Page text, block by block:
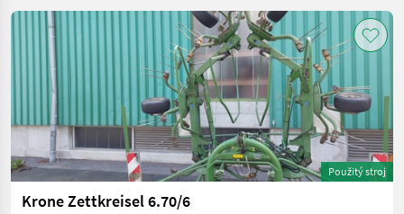
Použitý stroj
Krone Zettkreisel 6.70/6